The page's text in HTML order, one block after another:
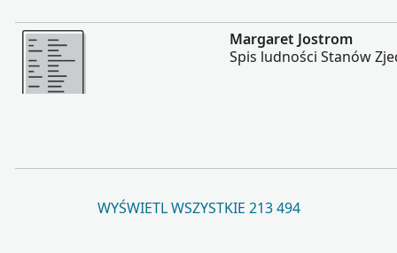
Więcej
Margaret Jostrom
Spis ludności Stanów
WYŚWIETL WSZYSTKIE 213 494